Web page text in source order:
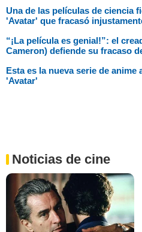
Una de las películas de ciencia
'Avatar' que fracasó
“¡La película es genial!”: el
Cameron) defiende su fracaso
Esta es la nueva serie de
'Avatar'
Noticias de cine